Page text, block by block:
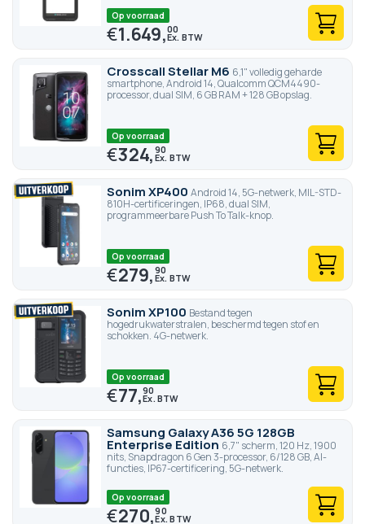
Op voorraad
€1.649,00
Crosscall Stellar M6 6,1" volledig geharde
smartphone, Android 14, Qualcomm QCM4490-
processor, dual SIM, 6 GB RAM + 128 GB opslag.
Op voorraad
€324,90
Sonim XP400 Android 14, 5G-netwerk, MIL-STD-
810H-certificeringen, IP68, dual SIM,
programmeerbare Push To Talk-knop.
Op voorraad
€279,90
Sonim XP100 Bestand tegen
hogedrukwaterstralen, beschermd tegen stof en
schokken. 4G-netwerk.
Op voorraad
€77,90
Samsung Galaxy A36 5G 128GB
Enterprise Edition 6,7" scherm, 120 Hz, 1900
nits, Snapdragon 6 Gen 3-processor, 6/128 GB, AI-
functies, IP67-certificering, 5G-netwerk.
Op voorraad
€270,90